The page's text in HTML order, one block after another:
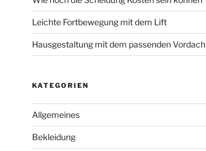
Leichte Fortbewegung mit dem Lift
Hausgestaltung mit dem passenden Vordach
KATEGORIEN
Allgemeines
Bekleidung